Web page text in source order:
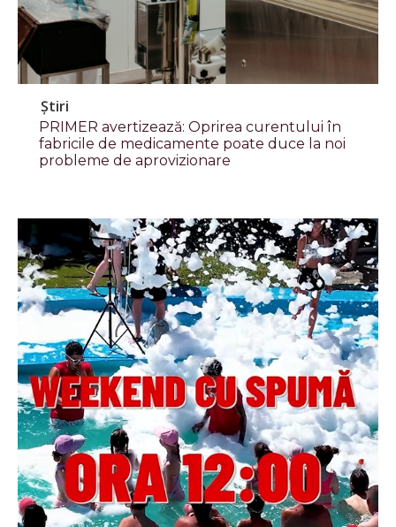
Știri
PRIMER avertizează: Oprirea curentului în
fabricile de medicamente poate duce la noi
probleme de aprovizionare